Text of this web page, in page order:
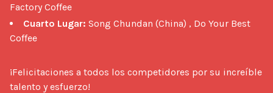
Factory Coffee
Cuarto Lugar: Song Chundan (China) , Do Your Best
Coffee
¡Felicitaciones a todos los competidores por su increíble
talento y esfuerzo!